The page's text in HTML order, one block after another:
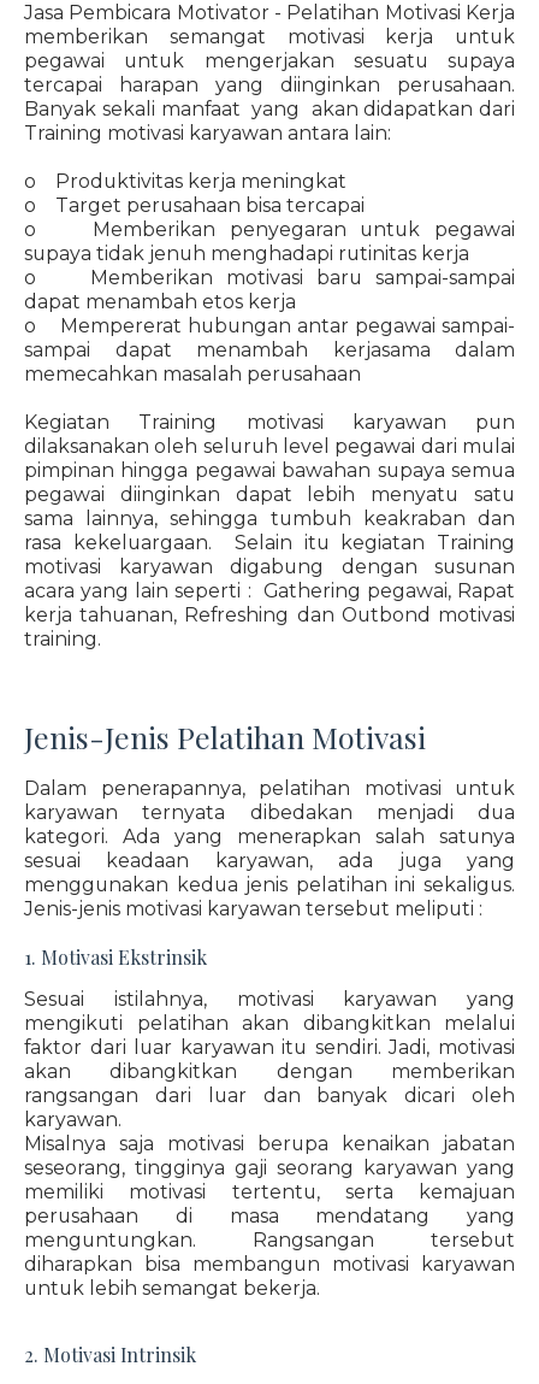
Jasa Pembicara Motivator - Pelatihan Motivasi Kerja
memberikan semangat motivasi kerja untuk
pegawai untuk mengerjakan sesuatu supaya
tercapai harapan yang diinginkan perusahaan.
Banyak sekali manfaat yang akan didapatkan dari
Training motivasi karyawan antara lain:
o Produktivitas kerja meningkat
o Target perusahaan bisa tercapai
o Memberikan penyegaran untuk pegawai
supaya tidak jenuh menghadapi rutinitas kerja
o Memberikan motivasi baru sampai-sampai
dapat menambah etos kerja
o Mempererat hubungan antar pegawai sampai-
sampai dapat menambah kerjasama dalam
memecahkan masalah perusahaan
Kegiatan Training motivasi karyawan pun
dilaksanakan oleh seluruh level pegawai dari mulai
pimpinan hingga pegawai bawahan supaya semua
pegawai diinginkan dapat lebih menyatu satu
sama lainnya, sehingga tumbuh keakraban dan
rasa kekeluargaan. Selain itu kegiatan Training
motivasi karyawan digabung dengan susunan
acara yang lain seperti : Gathering pegawai, Rapat
kerja tahuanan, Refreshing dan Outbond motivasi
training.
Jenis-Jenis Pelatihan Motivasi
Dalam penerapannya, pelatihan motivasi untuk
karyawan ternyata dibedakan menjadi dua
kategori. Ada yang menerapkan salah satunya
sesuai keadaan karyawan, ada juga yang
menggunakan kedua jenis pelatihan ini sekaligus.
Jenis-jenis motivasi karyawan tersebut meliputi :
1. Motivasi Ekstrinsik
Sesuai istilahnya, motivasi karyawan yang
mengikuti pelatihan akan dibangkitkan melalui
faktor dari luar karyawan itu sendiri. Jadi, motivasi
akan dibangkitkan dengan memberikan
rangsangan dari luar dan banyak dicari oleh
karyawan.
Misalnya saja motivasi berupa kenaikan jabatan
seseorang, tingginya gaji seorang karyawan yang
memiliki motivasi tertentu, serta kemajuan
perusahaan di masa mendatang yang
menguntungkan. Rangsangan tersebut
diharapkan bisa membangun motivasi karyawan
untuk lebih semangat bekerja.
2. Motivasi Intrinsik